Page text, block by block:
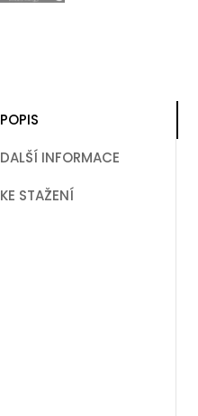
POPIS
DALŠÍ INFORMACE
KE STAŽENÍ